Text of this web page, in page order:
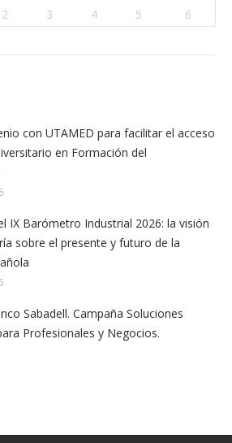
2 3 4 5 6
con UTAMED para facilitar el acceso
en Formación del
IX Barómetro Industrial 2026: la visión
sobre el presente y futuro de la
Sabadell. Campaña Soluciones
Profesionales y Negocios.